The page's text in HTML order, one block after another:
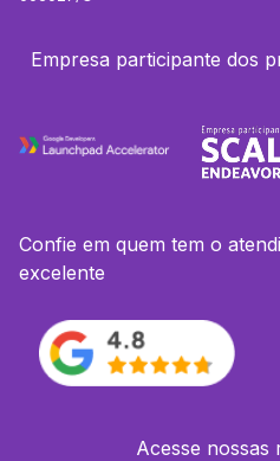
Empresa participante dos
Confie em quem tem o
excelente
Acesse nossas